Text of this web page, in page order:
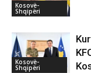
Kosovë-
Shqipëri
Kosovë-
Shqipëri